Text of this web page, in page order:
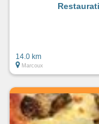
14.0 km
Marcoux